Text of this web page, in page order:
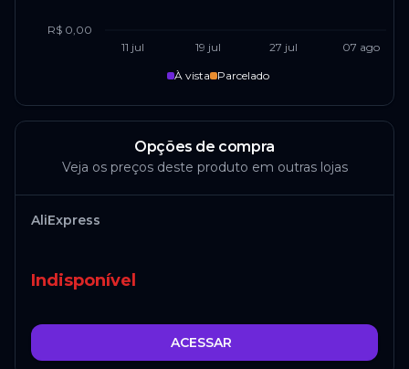
11 jul 19 jul 27 jul 07 ago
R$ 0,00
À vista Parcelado
Opções de compra
Veja os preços deste produto em outras lojas
AliExpress
Indisponível
ACESSAR